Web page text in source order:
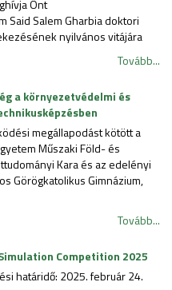
Önt
Said Salem Gharbia doktori
nyilvános vitájára
Tovább...
a környezetvédelmi és
megállapodást kötött a
Műszaki Föld- és
Kara és az edelényi
Görögkatolikus Gimnázium,
Tovább...
Competition 2025
határidő: 2025. február 24.